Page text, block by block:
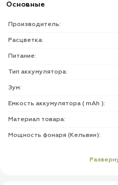
Основные
Производитель:
Расцветка:
Питание:
Тип аккумулятора:
Зум:
Емкость аккумулятора ( mAh ):
Материал товара:
Мощность фонаря (Кельвин):